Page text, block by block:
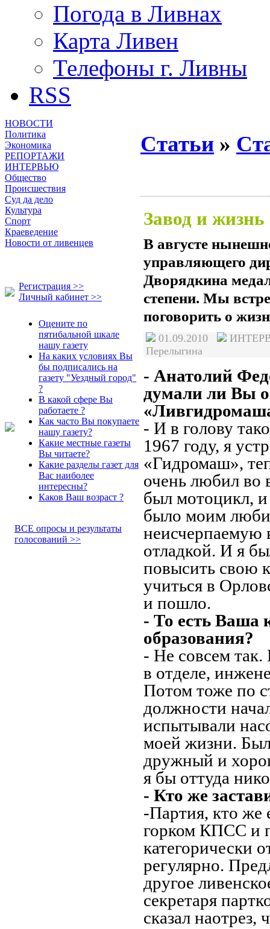
Погода в Ливнах
Карта Ливен
Телефоны г. Ливны
RSS
НОВОСТИ
Политика
Экономика
РЕПОРТАЖИ
ИНТЕРВЬЮ
Общество
Происшествия
Суд да дело
Культура
Спорт
Краеведение
Новости от ливенцев
Регистрация >>
Личный кабинет >>
Оцените по
пятибальной шкале
нашу газету
На каких условиях Вы
бы подписались на
газету "Уездный город"
?
В какой сфере Вы
работаете ?
Как часто Вы покупаете
нашу газету?
Какие местные газеты
Вы читаете?
Какие разделы газет для
Вас наиболее
интересны?
Каков Ваш возраст ?
ВСЕ опросы и результаты
голосований >>
Статьи »
Завод и жизнь
В августе
управляющего
Дворядкина
степени. Мы
поговорить о
01.09.2010
Перелыгина
- Анатолий
думали ли Вы о
- И в голову
1967 году, я
«Гидромаш»,
очень любил во
был мотоцикл, и
было моим
неисчерпаемую
отладкой. И я
повысить свою
учиться в
и пошло.
- То есть Ваша
образования?
- Не совсем
в отделе,
Потом тоже по
должности
испытывали
моей жизни.
дружный и
я бы оттуда
- Кто же
-Партия, кто же
горком КПСС и
категорически
регулярно.
другое
секретаря
сказал наотрез,